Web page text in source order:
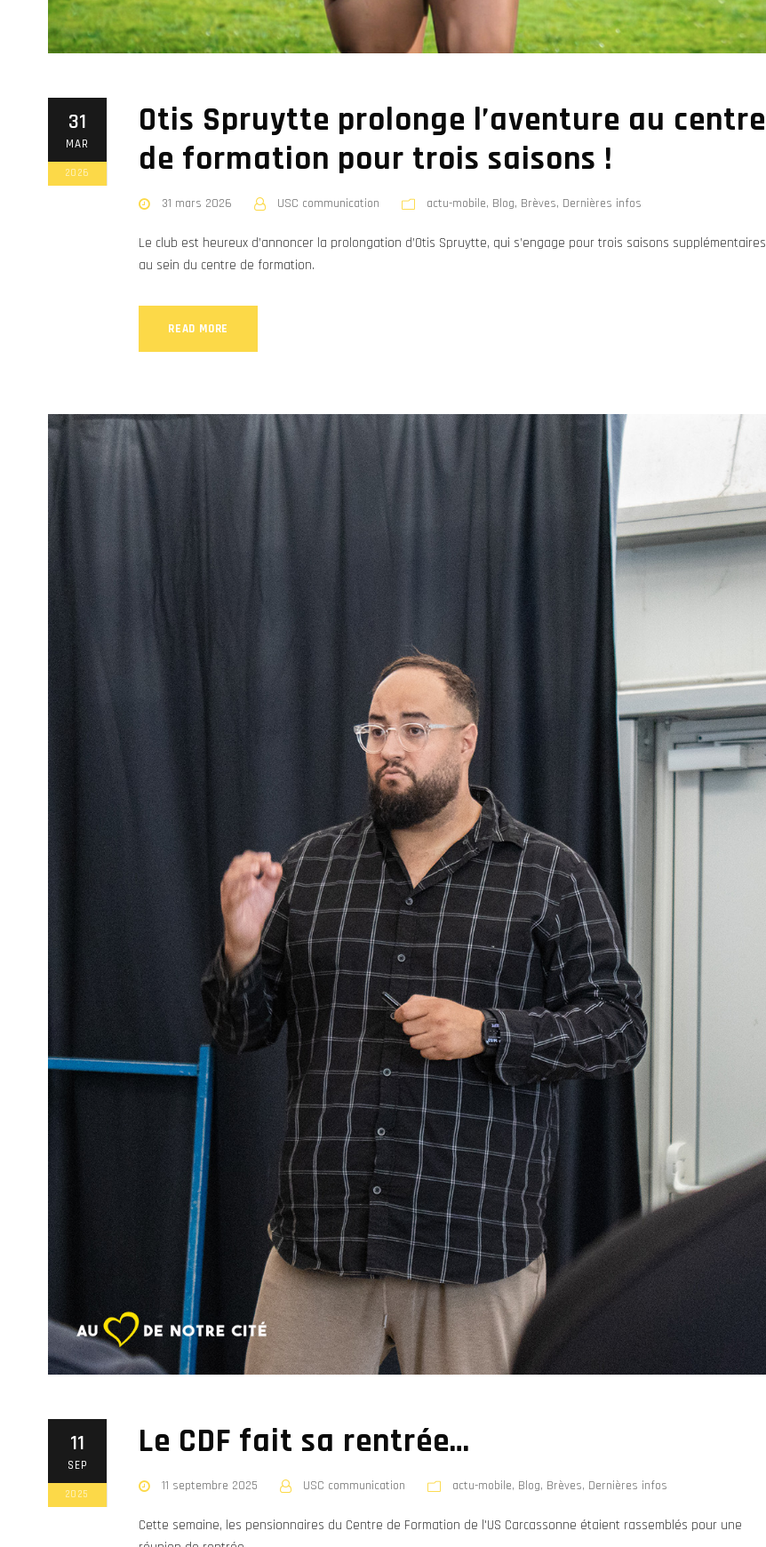
31
MAR
2026
Otis Spruytte prolonge l’aventure au centre
de formation pour trois saisons !
31 mars 2026 USC communication actu-mobile, Blog, Brèves, Dernières infos
Le club est heureux d’annoncer la prolongation d’Otis Spruytte, qui s’engage pour trois saisons supplémentaires
au sein du centre de formation.
READ MORE
11
SEP
2025
Le CDF fait sa rentrée…
11 septembre 2025 USC communication actu-mobile, Blog, Brèves, Dernières infos
Cette semaine, les pensionnaires du Centre de Formation de l'US Carcassonne étaient rassemblés pour une